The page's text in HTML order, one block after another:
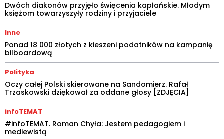
Dwóch diakonów przyjęło święcenia kapłańskie. Młodym
księżom towarzyszyły rodziny i przyjaciele
Inne
Ponad 18 000 złotych z kieszeni podatników na kampanię
bilboardową
Polityka
Oczy całej Polski skierowane na Sandomierz. Rafał
Trzaskowski dziękował za oddane głosy [ZDJĘCIA]
infoTEMAT
#infoTEMAT. Roman Chyła: Jestem pedagogiem i
mediewistą